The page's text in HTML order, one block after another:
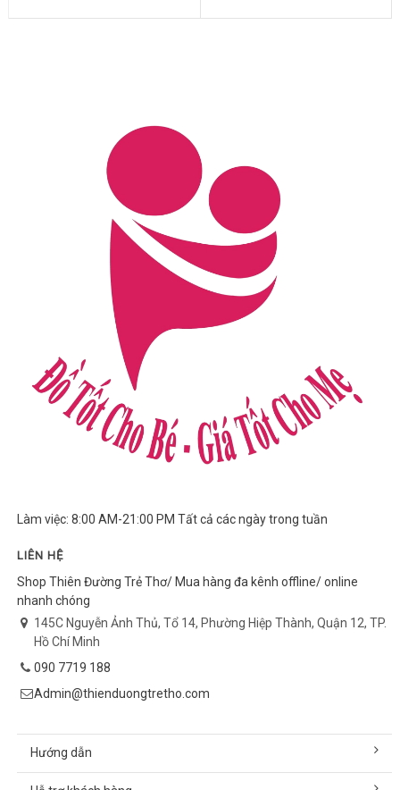
Làm việc: 8:00 AM-21:00 PM Tất cả các ngày trong tuần
LIÊN HỆ
Shop Thiên Đường Trẻ Thơ/ Mua hàng đa kênh offline/ online
nhanh chóng
145C Nguyễn Ảnh Thủ, Tổ 14, Phường Hiệp Thành, Quận 12, TP.
Hồ Chí Minh
090 7719 188
Admin@thienduongtretho.com
Hướng dẫn